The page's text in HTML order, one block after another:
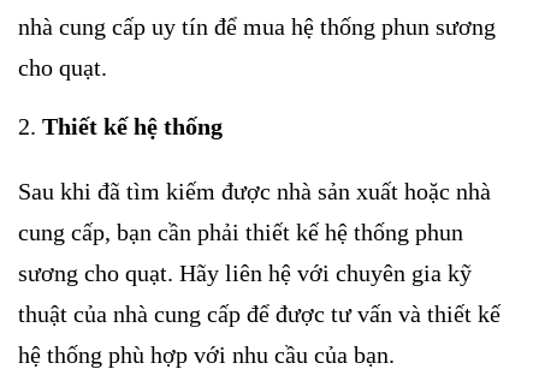
nhà cung cấp uy tín để mua hệ thống phun sương
cho quạt.
Thiết kế hệ thống
Sau khi đã tìm kiếm được nhà sản xuất hoặc nhà
cung cấp, bạn cần phải thiết kế hệ thống phun
sương cho quạt. Hãy liên hệ với chuyên gia kỹ
thuật của nhà cung cấp để được tư vấn và thiết kế
hệ thống phù hợp với nhu cầu của bạn.